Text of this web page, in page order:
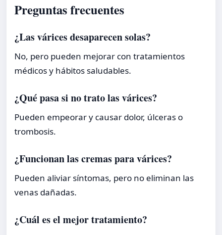
Preguntas frecuentes
¿Las várices desaparecen solas?
No, pero pueden mejorar con tratamientos
médicos y hábitos saludables.
¿Qué pasa si no trato las várices?
Pueden empeorar y causar dolor, úlceras o
trombosis.
¿Funcionan las cremas para várices?
Pueden aliviar síntomas, pero no eliminan las
venas dañadas.
¿Cuál es el mejor tratamiento?